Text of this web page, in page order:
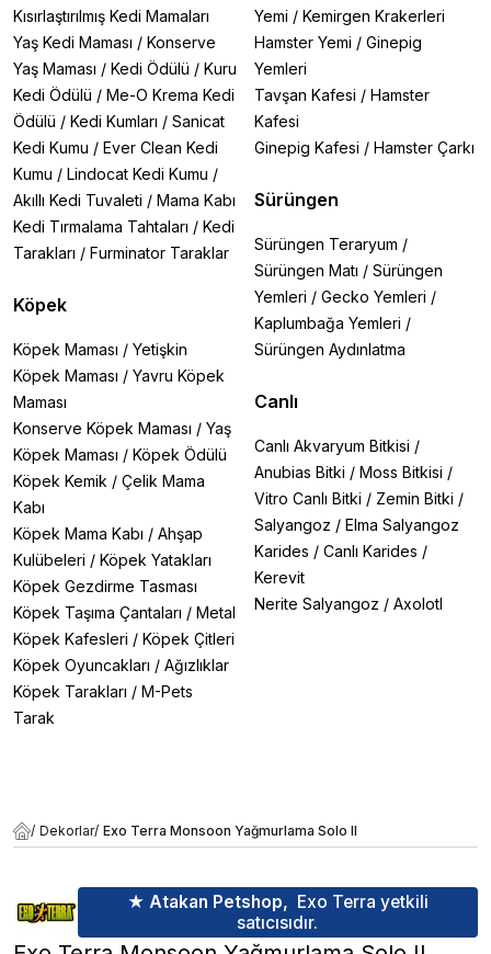
Kısırlaştırılmış Kedi Mamaları
Yaş Kedi Maması / Konserve
Yaş Maması / Kedi Ödülü / Kuru
Kedi Ödülü / Me-O Krema Kedi
Ödülü / Kedi Kumları / Sanicat
Kedi Kumu / Ever Clean Kedi
Kumu / Lindocat Kedi Kumu /
Akıllı Kedi Tuvaleti / Mama Kabı
Kedi Tırmalama Tahtaları / Kedi
Tarakları / Furminator Taraklar
Köpek
Köpek Maması / Yetişkin
Köpek Maması / Yavru Köpek
Maması
Konserve Köpek Maması / Yaş
Köpek Maması / Köpek Ödülü
Köpek Kemik / Çelik Mama
Kabı
Köpek Mama Kabı / Ahşap
Kulübeleri / Köpek Yatakları
Köpek Gezdirme Tasması
Köpek Taşıma Çantaları / Metal
Köpek Kafesleri / Köpek Çitleri
Köpek Oyuncakları / Ağızlıklar
Köpek Tarakları / M-Pets
Tarak
Yemi / Kemirgen Krakerleri
Hamster Yemi / Ginepig
Yemleri
Tavşan Kafesi / Hamster
Kafesi
Ginepig Kafesi / Hamster Çarkı
Sürüngen
Sürüngen Teraryum /
Sürüngen Matı / Sürüngen
Yemleri / Gecko Yemleri /
Kaplumbağa Yemleri /
Sürüngen Aydınlatma
Canlı
Canlı Akvaryum Bitkisi /
Anubias Bitki / Moss Bitkisi /
Vitro Canlı Bitki / Zemin Bitki /
Salyangoz / Elma Salyangoz
Karides / Canlı Karides /
Kerevit
Nerite Salyangoz / Axolotl
/ Dekorlar/ Exo Terra Monsoon Yağmurlama Solo II
★ Atakan Petshop, Exo Terra yetkili
satıcısıdır.